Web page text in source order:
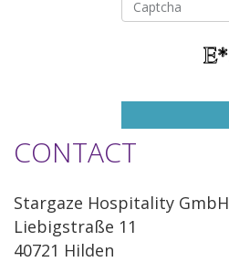
CONTACT
Stargaze Hospitality GmbH
Liebigstraße 11
40721 Hilden